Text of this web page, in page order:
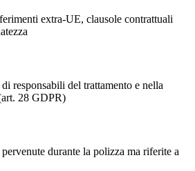
extra-UE, clausole contrattuali
responsabili del trattamento e nella
28 GDPR)
durante la polizza ma riferite a